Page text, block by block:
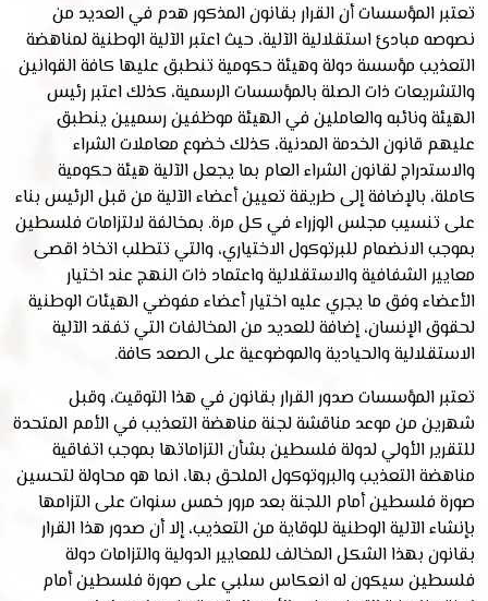
تعتبر المؤسسات أن القرار بقانون المذكور هدم في العديد من
نصوصه مبادئ استقلالية الآلية، حيث اعتبر الآلية الوطنية لمناهضة
التعذيب مؤسسة دولة وهيئة حكومية تنطبق عليها كافة القوانين
والتشريعات ذات الصلة بالمؤسسات الرسمية، كذلك اعتبر رئيس
الهيئة ونائبه والعاملين في الهيئة موظفين رسميين ينطبق
عليهم قانون الخدمة المدنية، كذلك خضوع معاملات الشراء
والاستدراج لقانون الشراء العام بما يجعل الآلية هيئة حكومية
كاملة، بالإضافة إلى طريقة تعيين أعضاء الآلية من قبل الرئيس بناء
على تنسيب مجلس الوزراء في كل مرة. بمخالفة لالتزامات فلسطين
بموجب الانضمام للبرتوكول الاختياري، والتي تتطلب اتخاذ اقصى
معايير الشفافية والاستقلالية واعتماد ذات النهج عند اختيار
الأعضاء وفق ما يجري عليه اختيار أعضاء مفوضي الهيئات الوطنية
لحقوق الإنسان، إضافة للعديد من المخالفات التي تفقد الآلية
الاستقلالية والحيادية والموضوعية على الصعد كافة.
تعتبر المؤسسات صدور القرار بقانون في هذا التوقيت، وقبل
شهرين من موعد مناقشة لجنة مناهضة التعذيب في الأمم المتحدة
للتقرير الأولي لدولة فلسطين بشأن التزاماتها بموجب اتفاقية
مناهضة التعذيب والبروتوكول الملحق بها، انما هو محاولة لتحسين
صورة فلسطين أمام اللجنة بعد مرور خمس سنوات على التزامها
بإنشاء الآلية الوطنية للوقاية من التعذيب، إلا أن صدور هذا القرار
بقانون بهذا الشكل المخالف للمعايير الدولية والتزامات دولة
فلسطين سيكون له انعكاس سلبي على صورة فلسطين أمام